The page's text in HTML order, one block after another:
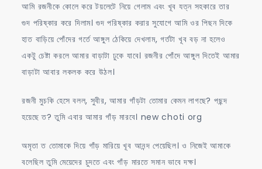
আমি রজনীকে কোলে করে টয়লেটে নিয়ে গেলাম এবং খূব যত্ন সহকারে তার
গুদ পরিষ্কার করে দিলাম। গুদ পরিষ্কার করার সুযোগে আমি ওর পিছন দিকে
হাত বাড়িয়ে পোঁদের গর্তে আঙ্গুল ঠেকিয়ে দেখলাম, গর্তটা খূব বড় না হলেও
একটু চেষ্টা করলে আমার বাড়াটা ঢুকে যাবে। রজনীর পোঁদে আঙ্গুল দিতেই আমার
বাড়াটা আবার লকলক করে উঠল।
রজনী মুচকি হেসে বলল, সুবীর, আমার গাঁড়টা তোমার কেমন লাগছে? পছন্দ
হয়েছে ত? তুমি এবার আমার গাঁড় মারবে। new choti org
অমৃতা ত তোমাকে দিয়ে গাঁড় মারিয়ে খূব আনন্দ পেয়েছিল। ও নিজেই আমাকে
বলেছিল তুমি মেয়েদের চুদতে এবং গাঁড় মারতে সমান ভাবে দক্ষ।